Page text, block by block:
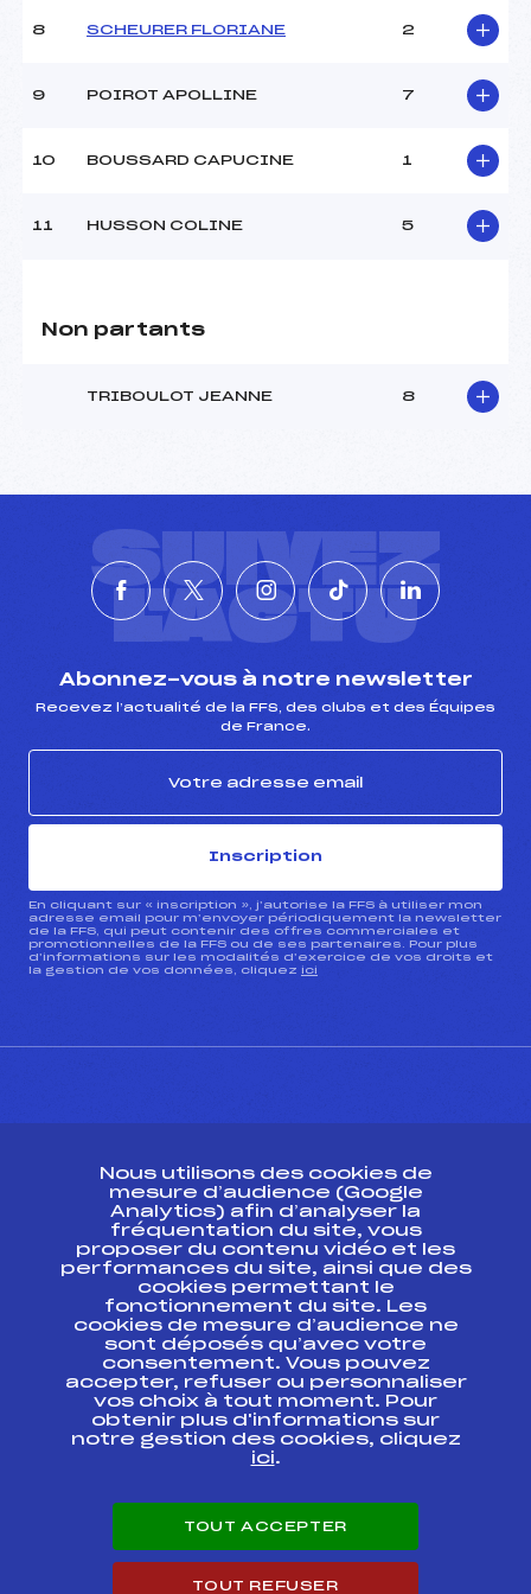
8 SCHEURER FLORIANE 2
9 POIROT APOLLINE 7
10 BOUSSARD CAPUCINE 1
11 HUSSON COLINE 5
Non partants
TRIBOULOT JEANNE 8
SUIVEZ
L'ACTU
Abonnez-vous à notre newsletter
Recevez l’actualité de la FFS, des clubs et des Équipes
de France.
Inscription
En cliquant sur « inscription », j’autorise la FFS à utiliser mon
adresse email pour m’envoyer périodiquement la newsletter
de la FFS, qui peut contenir des offres commerciales et
promotionnelles de la FFS ou de ses partenaires. Pour plus
d’informations sur les modalités d’exercice de vos droits et
la gestion de vos données, cliquez ici
Ressources
Pass’Neige
Projet sportif fédéral
Projet de performance fédéral
Antidopage
Pôle Développement, Formation, Suivi
Scientifique
Listes ministérielles
Pôle vie de l’athlète
Enseignement professionnel
Carrières
Nous utilisons des cookies de
mesure d’audience (Google
Analytics) afin d’analyser la
fréquentation du site, vous
proposer du contenu vidéo et les
performances du site, ainsi que des
cookies permettant le
fonctionnement du site. Les
cookies de mesure d’audience ne
sont déposés qu’avec votre
consentement. Vous pouvez
accepter, refuser ou personnaliser
vos choix à tout moment. Pour
obtenir plus d'informations sur
notre gestion des cookies, cliquez
ici.
TOUT ACCEPTER
TOUT REFUSER